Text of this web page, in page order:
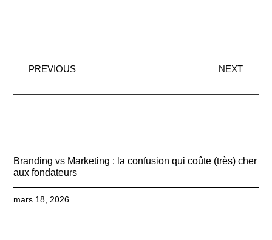
PREVIOUS NEXT
Branding vs Marketing : la confusion qui coûte (très) cher
aux fondateurs
mars 18, 2026